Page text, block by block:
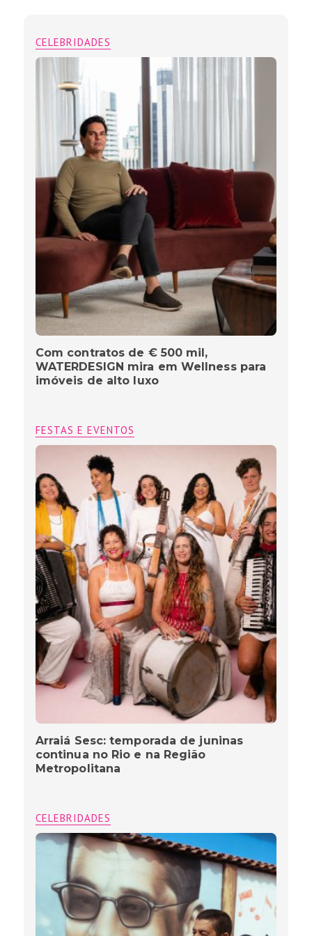
CELEBRIDADES
Com contratos de € 500 mil,
WATERDESIGN mira em Wellness para
imóveis de alto luxo
FESTAS E EVENTOS
Arraiá Sesc: temporada de juninas
continua no Rio e na Região
Metropolitana
CELEBRIDADES